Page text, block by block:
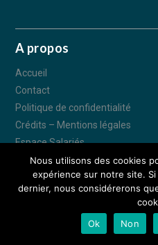
A propos
Accueil
Contact
Politique de confidentialité
Crédits – Mentions légales
Espace Salariés
© IDEA CONSTRUCTION 2018 -
Tilleuls 57190 FLORANGE – Espace
– Réalisation :
Nous utilisons des cookies
expérience sur notre site.
dernier, nous considérerons
Ok
Non
APPELEZ-NOUS